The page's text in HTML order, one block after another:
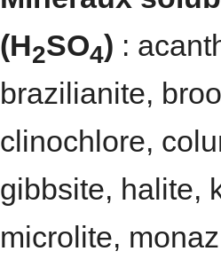
(H2SO4) :
brazilianite,
clinochlore,
gibbsite, halite,
microlite,